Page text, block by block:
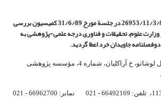
بررسی
علوم، تحقیقات و فناوری درجه علمی‌-پژوهشیبه
دوفصلنامه جاویدان خرد اعطا گردید.
آدرس : تهــران، خ نوفل لوشاتو، خ آراکلیان، شماره 4،‌ مؤسسه پژوهشی